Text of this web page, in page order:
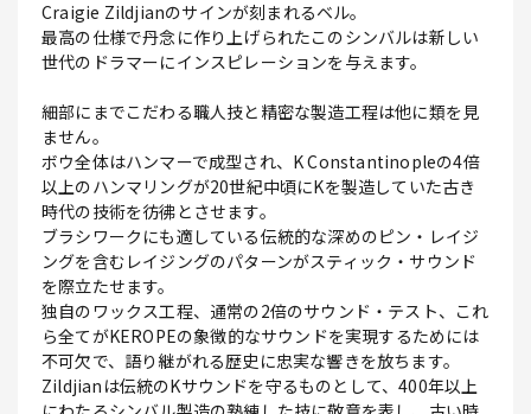
Craigie Zildjianのサインが刻まれるベル。
最高の仕様で丹念に作り上げられたこのシンバルは新しい
世代のドラマーにインスピレーションを与えます。
細部にまでこだわる職人技と精密な製造工程は他に類を見
ません。
ボウ全体はハンマーで成型され、K Constantinopleの4倍
以上のハンマリングが20世紀中頃にKを製造していた古き
時代の技術を彷彿とさせます。
ブラシワークにも適している伝統的な深めのピン・レイジ
ングを含むレイジングのパターンがスティック・サウンド
を際立たせます。
独自のワックス工程、通常の2倍のサウンド・テスト、これ
ら全てがKEROPEの象徴的なサウンドを実現するためには
不可欠で、語り継がれる歴史に忠実な響きを放ちます。
Zildjianは伝統のKサウンドを守るものとして、400年以上